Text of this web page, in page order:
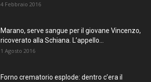
4 Febbraio 2016
Marano, serve sangue per il giovane Vincenzo,
ricoverato alla Schiana. L’appello...
1 Agosto 2016
Forno crematorio esplode: dentro c’era il